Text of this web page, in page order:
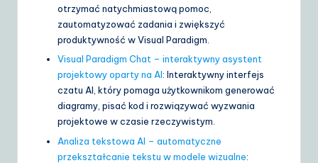
otrzymać natychmiastową pomoc,
zautomatyzować zadania i zwiększyć
produktywność w Visual Paradigm.
Visual Paradigm Chat – interaktywny asystent
projektowy oparty na AI: Interaktywny interfejs
czatu AI, który pomaga użytkownikom generować
diagramy, pisać kod i rozwiązywać wyzwania
projektowe w czasie rzeczywistym.
Analiza tekstowa AI – automatyczne
przekształcanie tekstu w modele wizualne: